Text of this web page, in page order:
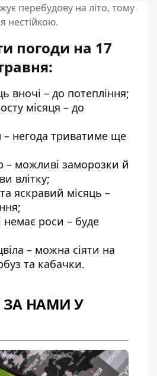
перебудову на літо, тому
нестійкою.
погоди на 17
вночі – до потепління;
місяця – до
– негода триватиме ще
– можливі заморозки й
влітку;
яскравий місяць –
немає роси – буде
– можна сіяти на
та кабачки.
ЗА НАМИ У